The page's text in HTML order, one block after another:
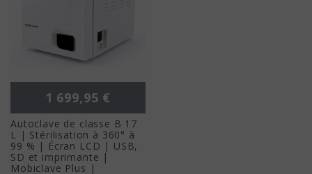
Prix
1 699,95 €
Autoclave de classe B 17
L | Stérilisation à 360° à
99 % | Écran LCD | USB,
SD et imprimante |
Mobiclave Plus |